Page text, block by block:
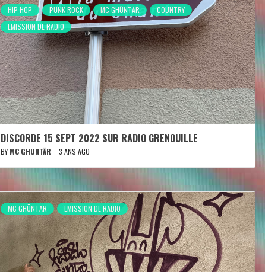
HIP HOP PUNK ROCK MC GHÜNTAR
COUNTRY
EMISSION DE RADIO
DISCORDE 15 SEPT 2022 SUR RADIO GRENOUILLE
BY MC GHUNTÄR 3 ANS AGO
MC GHÜNTAR EMISSION DE RADIO